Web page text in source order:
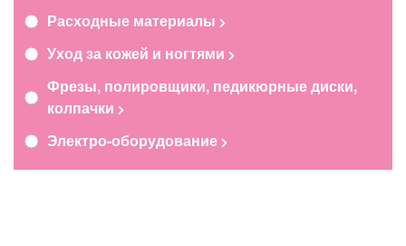
Расходные материалы
Уход за кожей и ногтями
Фрезы, полировщики, педикюрные диски,
колпачки
Электро-оборудование